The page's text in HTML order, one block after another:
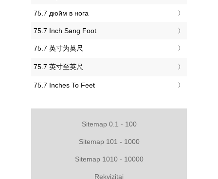
‎75.7 дюйм в нога
‎75.7 Inch Sang Foot
‎75.7 英寸为英尺
‎75.7 英寸至英尺
‎75.7 Inches To Feet
Sitemap 0.1 - 100
Sitemap 101 - 1000
Sitemap 1010 - 10000
Rekvizitai